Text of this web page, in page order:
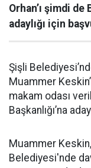
Orhan’ı şimdi
adaylığı için
Şişli
Muammer
makam odası
Başkanlığı’na
Muammer
Belediyesi'nde